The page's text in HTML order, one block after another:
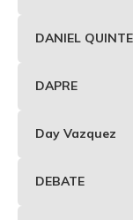
DANIEL
DAPRE
Day Vazquez
DEBATE